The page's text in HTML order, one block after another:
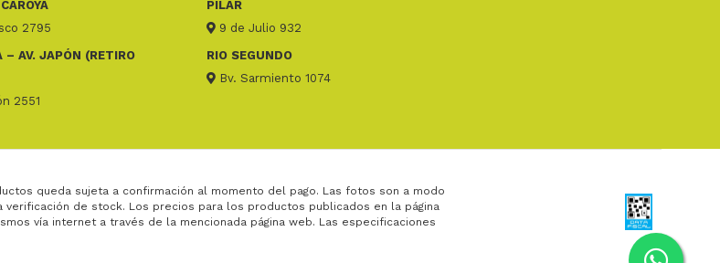
2795
PILAR
9 de Julio 932
– AV. JAPÓN (RETIRO
2551
RIO SEGUNDO
Bv. Sarmiento 1074
queda sujeta a confirmación al momento del pago. Las fotos son a modo
de stock. Los precios para los productos publicados en la página
vía internet a través de la mencionada página web. Las especificaciones